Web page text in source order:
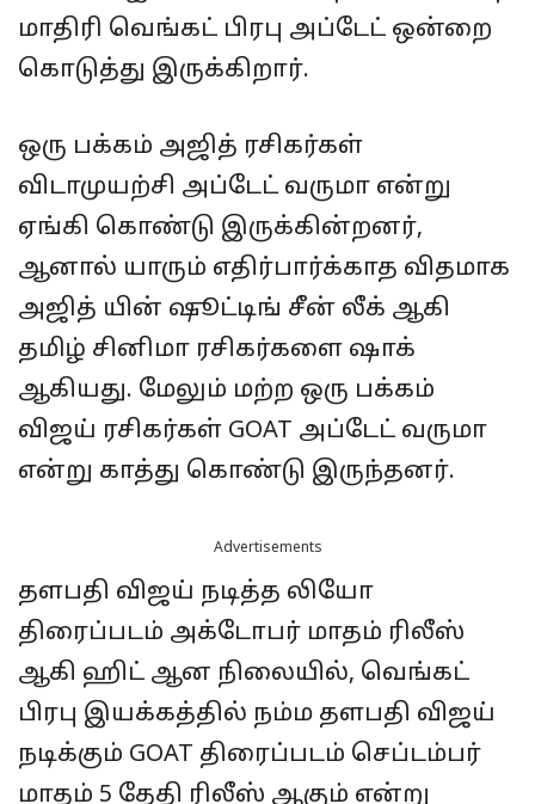
மாதிரி வெங்கட் பிரபு அப்டேட் ஒன்றை
கொடுத்து இருக்கிறார்.
ஒரு பக்கம் அஜித் ரசிகர்கள்
விடாமுயற்சி அப்டேட் வருமா என்று
ஏங்கி கொண்டு இருக்கின்றனர்,
ஆனால் யாரும் எதிர்பார்க்காத விதமாக
அஜித் யின் ஷூட்டிங் சீன் லீக் ஆகி
தமிழ் சினிமா ரசிகர்களை ஷாக்
ஆகியது. மேலும் மற்ற ஒரு பக்கம்
விஜய் ரசிகர்கள் GOAT அப்டேட் வருமா
என்று காத்து கொண்டு இருந்தனர்.
Advertisements
தளபதி விஜய் நடித்த லியோ
திரைப்படம் அக்டோபர் மாதம் ரிலீஸ்
ஆகி ஹிட் ஆன நிலையில், வெங்கட்
பிரபு இயக்கத்தில் நம்ம தளபதி விஜய்
நடிக்கும் GOAT திரைப்படம் செப்டம்பர்
மாதம் 5 தேதி ரிலீஸ் ஆகும் என்று